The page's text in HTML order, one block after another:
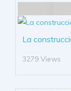
La
3279 Views